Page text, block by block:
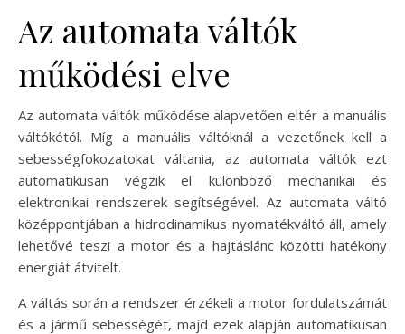
Az automata váltók
működési elve
Az automata váltók működése alapvetően eltér a manuális
váltókétól. Míg a manuális váltóknál a vezetőnek kell a
sebességfokozatokat váltania, az automata váltók ezt
automatikusan végzik el különböző mechanikai és
elektronikai rendszerek segítségével. Az automata váltó
középpontjában a hidrodinamikus nyomatékváltó áll, amely
lehetővé teszi a motor és a hajtáslánc közötti hatékony
energiát átvitelt.
A váltás során a rendszer érzékeli a motor fordulatszámát
és a jármű sebességét, majd ezek alapján automatikusan